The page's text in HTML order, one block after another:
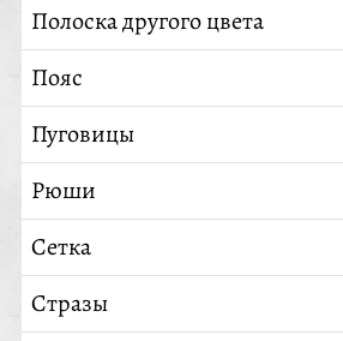
Полоска другого цвета
Пояс
Пуговицы
Рюши
Сетка
Стразы